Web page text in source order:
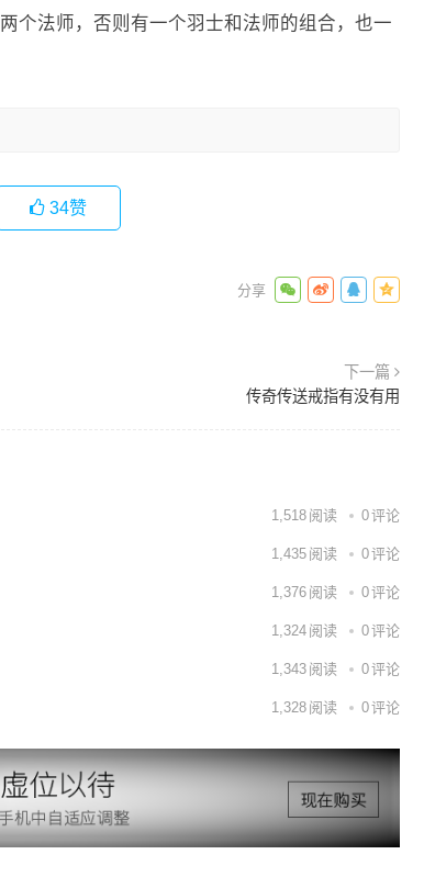
个法师，否则有一个羽士和法师的组合，也一
34赞
下一篇
传奇传送戒指有没有用
1,518 阅读 0评论
1,435 阅读 0评论
1,376 阅读 0评论
1,324 阅读 0评论
1,343 阅读 0评论
1,328 阅读 0评论